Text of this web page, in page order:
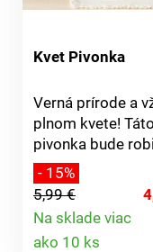
Kvet Pivonka
Verná prírode a
plnom kvete! Táto
pivonka bude
radosť dlhé roky. A
bez starostlivosti!
Dodávané bez
- 15%
5,99 €
Na sklade viac
ako 10 ks